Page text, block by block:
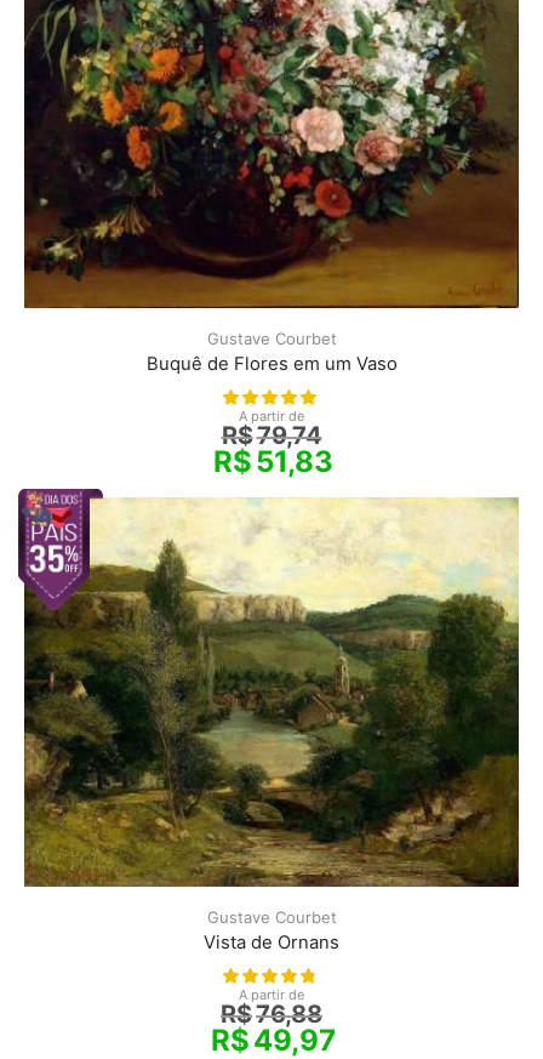
Gustave Courbet
Buquê de Flores em um Vaso
A partir de
R$79,74
R$51,83
Gustave Courbet
Vista de Ornans
A partir de
R$76,88
R$49,97